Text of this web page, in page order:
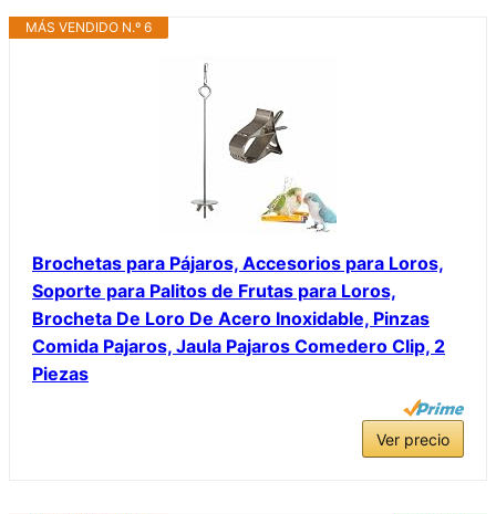
MÁS VENDIDO N.º 6
Brochetas para Pájaros, Accesorios para Loros,
Soporte para Palitos de Frutas para Loros,
Brocheta De Loro De Acero Inoxidable, Pinzas
Comida Pajaros, Jaula Pajaros Comedero Clip, 2
Piezas
Ver precio